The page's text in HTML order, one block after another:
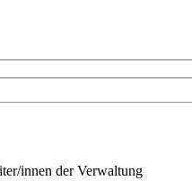
innen der Verwaltung